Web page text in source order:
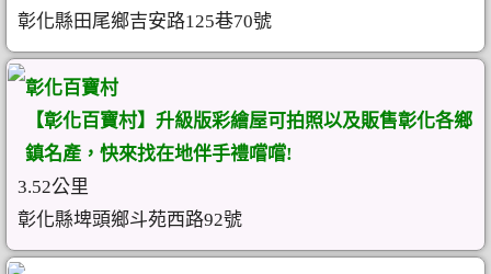
彰化縣田尾鄉吉安路125巷70號
彰化百寶村
【彰化百寶村】升級版彩繪屋可拍照以及販售彰化各鄉
鎮名產，快來找在地伴手禮嚐嚐!
3.52公里
彰化縣埤頭鄉斗苑西路92號